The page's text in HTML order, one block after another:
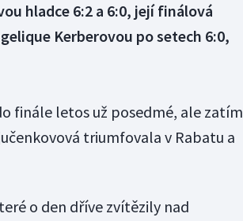
hladce 6:2 a 6:0, její finálová
Kerberovou po setech 6:0,
finále letos už posedmé, ale zatím
triumfovala v Rabatu a
o den dříve zvítězily nad